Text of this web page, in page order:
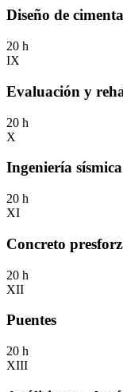
Diseño de
20 h
IX
Evaluación y
20 h
X
Ingeniería sísmica
20 h
XI
Concreto
20 h
XII
Puentes
20 h
XIII